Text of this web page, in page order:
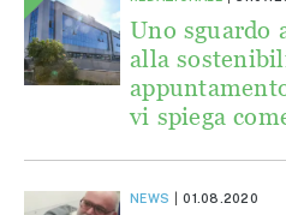
Uno sguardo
alla
vi spiega
NEWS 01.08.2020